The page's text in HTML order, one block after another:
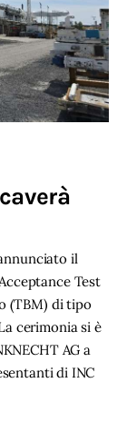
il
Test
(TBM) di tipo
cerimonia si è
AG a
di INC